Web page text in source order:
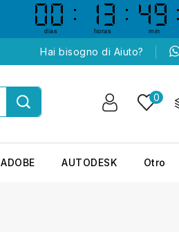
00
00
dias
13
13
horas
49
49
min
Hai bisogno di Aiuto?
0
ADOBE AUTODESK Otro